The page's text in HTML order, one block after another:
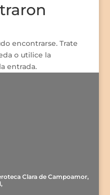
encontrarse. Trate
o utilice la
entrada.
Clara de Campoamor,